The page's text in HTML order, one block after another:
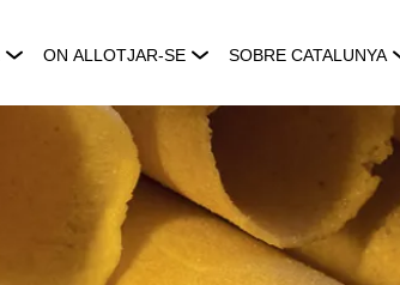
ON ALLOTJAR-SE SOBRE CATALUNYA